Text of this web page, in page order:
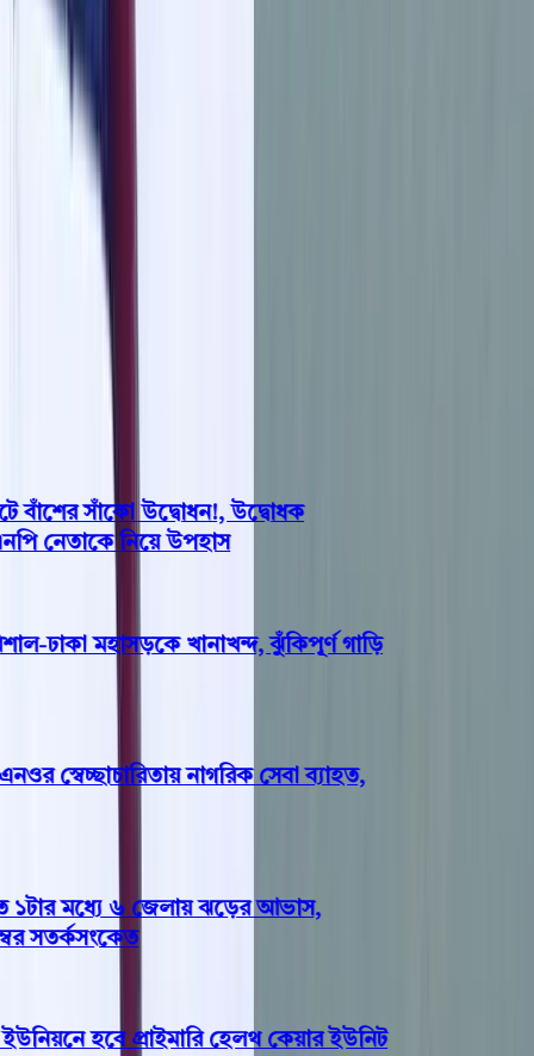
ঝালকাঠি
বরগুনা
পিরোজপুর
খেলাধুলা
বিনোদন
জাতীয়
Open menu
সাঁকো উদ্বোধন!, উদ্বোধক
নেতাকে নিয়ে উপহাস
ঢাকা মহাসড়কে খানাখন্দ, ঝুঁকিপূর্ণ গাড়ি
স্বেচ্ছাচারিতায় নাগরিক সেবা ব্যাহত,
মধ্যে ৬ জেলায় ঝড়ের আভাস,
সতর্কসংকেত
হবে প্রাইমারি হেলথ কেয়ার ইউনিট